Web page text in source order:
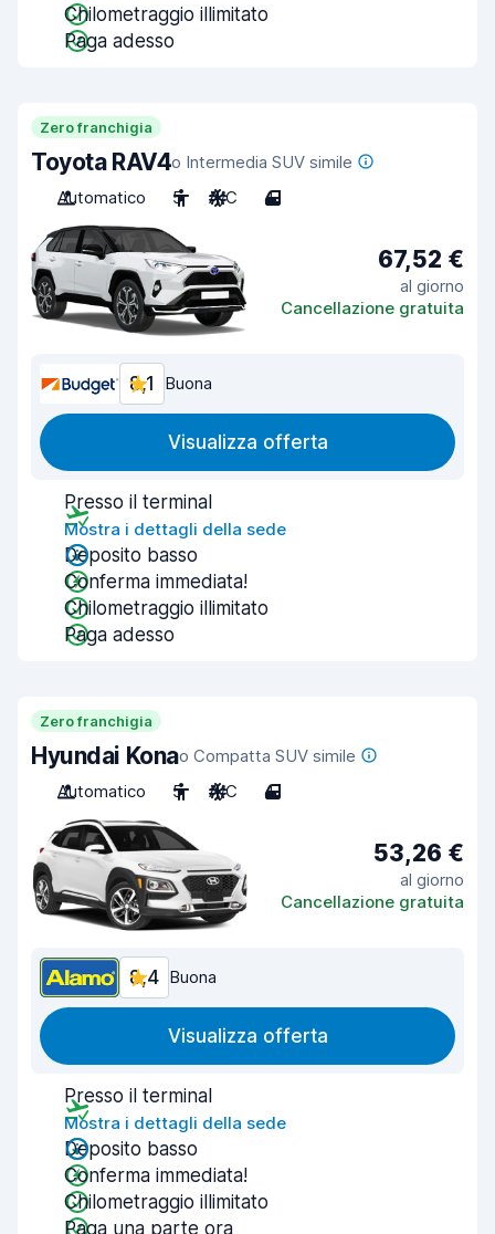
Chilometraggio illimitato
Paga adesso
Zero franchigia
Toyota RAV4o Intermedia SUV simile
Automatico
5 A/C 4
67,52 €
al giorno
Cancellazione gratuita
8,1 Buona
Visualizza offerta
Presso il terminal
Mostra i dettagli della sede
Deposito basso
Conferma immediata!
Chilometraggio illimitato
Paga adesso
Zero franchigia
Hyundai Konao Compatta SUV simile
Automatico
5 A/C 4
53,26 €
al giorno
Cancellazione gratuita
8,4 Buona
Visualizza offerta
Presso il terminal
Mostra i dettagli della sede
Deposito basso
Conferma immediata!
Chilometraggio illimitato
Paga una parte ora